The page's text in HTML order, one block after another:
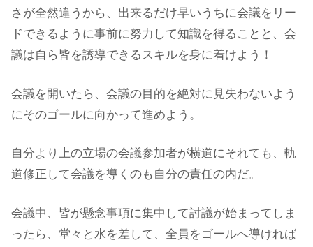
さが全然違うから、出来るだけ早いうちに会議をリー
ドできるように事前に努力して知識を得ることと、会
議は自ら皆を誘導できるスキルを身に着けよう！
会議を開いたら、会議の目的を絶対に見失わないよう
にそのゴールに向かって進めよう。
自分より上の立場の会議参加者が横道にそれても、軌
道修正して会議を導くのも自分の責任の内だ。
会議中、皆が懸念事項に集中して討議が始まってしま
ったら、堂々と水を差して、全員をゴールへ導ければ